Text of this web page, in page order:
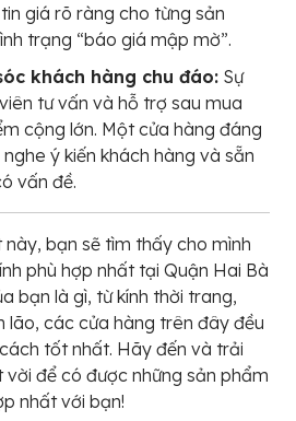
giá rõ ràng cho từng sản
trạng “báo giá mập mờ”.
khách hàng chu đáo: Sự
tư vấn và hỗ trợ sau mua
cộng lớn. Một cửa hàng đáng
ý kiến khách hàng và sẵn
vấn đề.
bạn sẽ tìm thấy cho mình
phù hợp nhất tại Quận Hai Bà
bạn là gì, từ kính thời trang,
lão, các cửa hàng trên đây đều
tốt nhất. Hãy đến và trải
để có được những sản phẩm
nhất với bạn!